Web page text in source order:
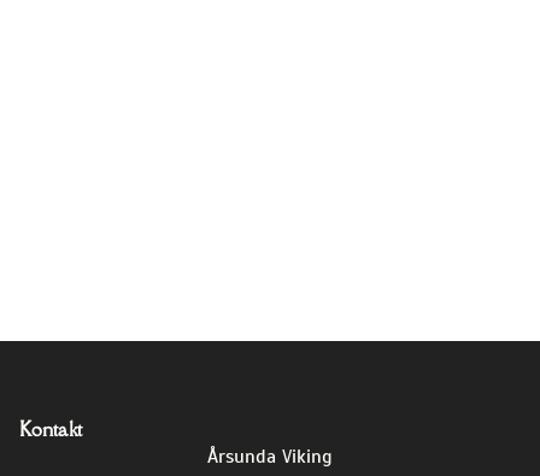
Kontakt
Årsunda Viking